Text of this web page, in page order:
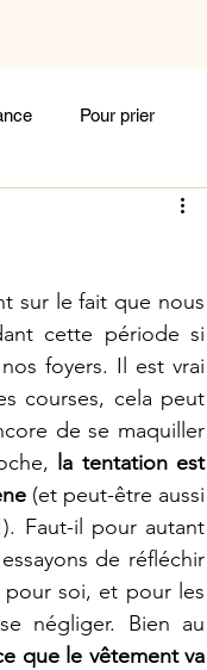
Pour prier
Dans la buanderie
Célibat Couple
Ecoute et vibre !
! Autour des plantes
sur le fait que nous
cette période si
foyers. Il est vrai
courses, cela peut
de se maquiller
la tentation est
(et peut-être aussi
Faut-il pour autant
de réfléchir
soi, et pour les
négliger. Bien au
que le vêtement va